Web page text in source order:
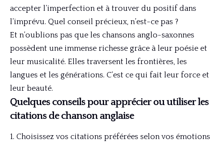
accepter l’imperfection et à trouver du positif dans
l’imprévu. Quel conseil précieux, n’est-ce pas ?
Et n’oublions pas que les chansons anglo-saxonnes
possèdent une immense richesse grâce à leur poésie et
leur musicalité. Elles traversent les frontières, les
langues et les générations. C’est ce qui fait leur force et
leur beauté.
Quelques conseils pour apprécier ou utiliser les
citations de chanson anglaise
Choisissez vos citations préférées selon vos émotions